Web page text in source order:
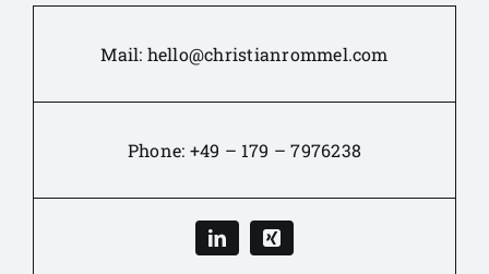
Mail: hello@christianrommel.com
Phone: +49 – 179 – 7976238